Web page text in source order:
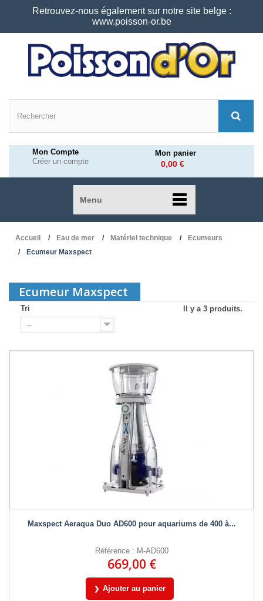
Retrouvez-nous également sur notre site belge :
www.poisson-or.be
Mon Compte
Créer un compte
Mon panier
0,00 €
Menu
Accueil Eau de mer Matériel technique
Ecumeurs
Ecumeur Maxspect
Ecumeur Maxspect
Tri
--
Il y a 3 produits.
Maxspect Aeraqua Duo AD600 pour aquariums de 400 à...
Référence : M-AD600
669,00 €
Ajouter au panier